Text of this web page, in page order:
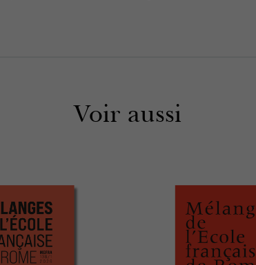
Voir aussi